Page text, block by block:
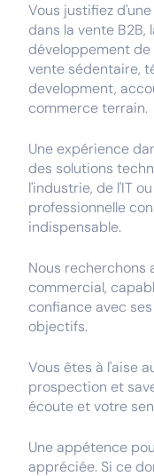
Vous justifiez
dans la vente
développement
vente sédentaire,
development,
commerce terrain.
Une expérience
des solutions
l'industrie, de l'IT
professionnelle
indispensable.
Nous
commercial,
confiance avec
objectifs.
Vous êtes à l'aise
prospection et
écoute et votre
Une appétence
appréciée. Si ce